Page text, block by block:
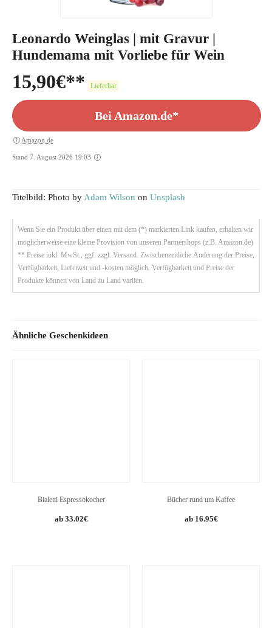
Leonardo Weinglas | mit Gravur |
Hundemama mit Vorliebe für Wein
15,90€ Lieferbar
Bei Amazon.de*
Amazon.de
Stand 7. August 2026 19:03
Titelbild: Photo byAdam Wilson on Unsplash
Wenn Sie ein Produkt über einen mit dem (*) markierten Link kaufen, erhalten wir
möglicherweise eine kleine Provision von unseren Partnershops (z.B. Amazon.de)
** Preise inkl. MwSt., ggf. zzgl. Versand. Zwischenzeitliche Änderung der Preise,
Verfügbarkeit, Lieferzeit und -kosten möglich. Verfügbarkeit und Preise der
Produkte können von Land zu Land variien.
Ähnliche Geschenkideen
Bialetti Espressokocher
33.02€
Bücher rund um Kaffee
16.95€